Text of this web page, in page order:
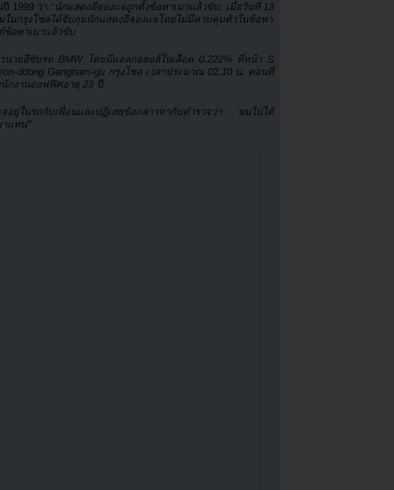
1999 ว่า “นักแสดงอีจองแจถูกตั้งข้อหาเมาแล้วขับ: เมื่อวันที่ 13
ในกรุงโซลได้จับกุมนักแสดงอีจองแจโดยไม่มีควบคุมตัวในข้อหา
ข้อหาเมาแล้วขับ
นายอีขับรถ BMW โดยมีแอลกอฮอล์ในเลือด 0.222% ที่หน้า S
ddong Gangnam-gu กรุงโซล เวลาประมาณ 02.10 น. ตอนที่
กงานออฟฟิศอายุ 23 ปี
อยู่ในรถกับเพื่อนและปฏิเสธข้อกล่าวหากับตำรวจว่า ‘ผมไม่ได้
แทน'”